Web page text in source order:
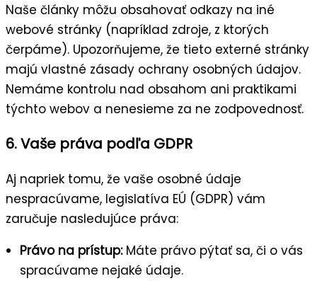
Naše články môžu obsahovať odkazy na iné
webové stránky (napríklad zdroje, z ktorých
čerpáme). Upozorňujeme, že tieto externé stránky
majú vlastné zásady ochrany osobných údajov.
Nemáme kontrolu nad obsahom ani praktikami
týchto webov a nenesieme za ne zodpovednosť.
6. Vaše práva podľa GDPR
Aj napriek tomu, že vaše osobné údaje
nespracúvame, legislatíva EÚ (GDPR) vám
zaručuje nasledujúce práva:
Právo na prístup:Máte právo pýtať sa, či o vás
spracúvame nejaké údaje.